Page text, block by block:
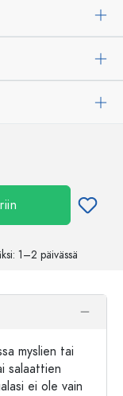
: 1–2 päivässä
myslien tai
salaattien
ei ole vain